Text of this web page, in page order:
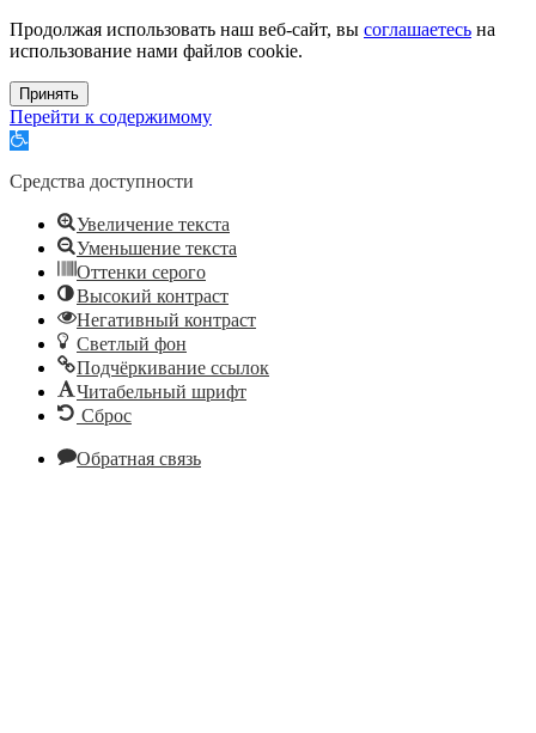
Продолжая использовать наш веб-сайт, вы соглашаетесь на
использование нами файлов cookie.
Принять
Перейти к содержимому
Открыть
инструментов
Средства доступности
Увеличение текста
Уменьшение текста
Оттенки серого
Высокий контраст
Негативный контраст
Светлый фон
Подчёркивание ссылок
Читабельный шрифт
Сброс
Обратная связь